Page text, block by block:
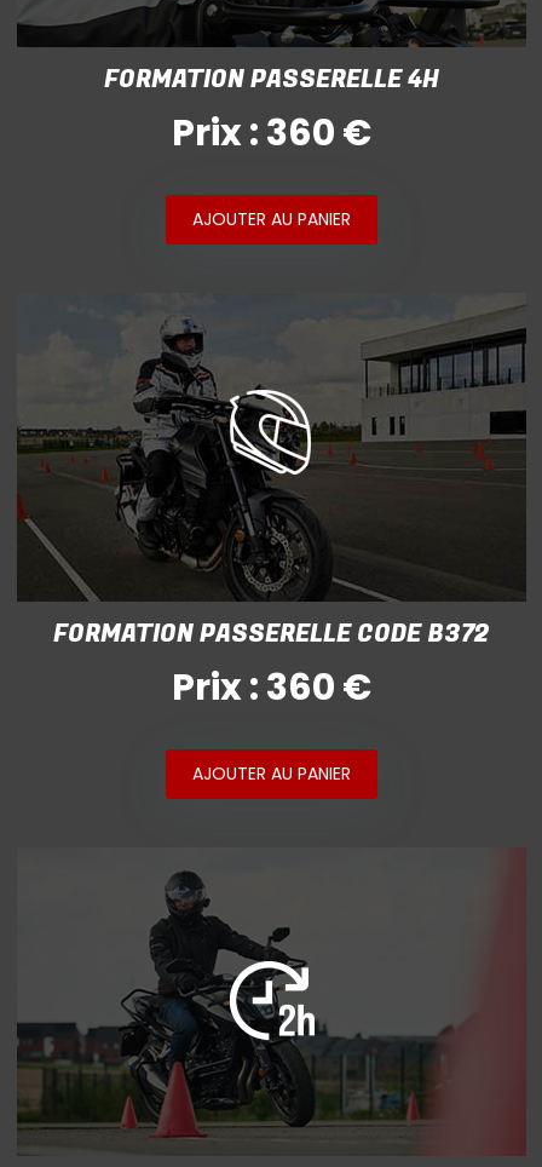
FORMATION PASSERELLE 4H
Prix : 360 €
AJOUTER AU PANIER
FORMATION PASSERELLE CODE B372
Prix : 360 €
AJOUTER AU PANIER